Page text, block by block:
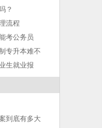
？
流程
考公务员
专升本难不
生就业报
500强企业
到底有多大